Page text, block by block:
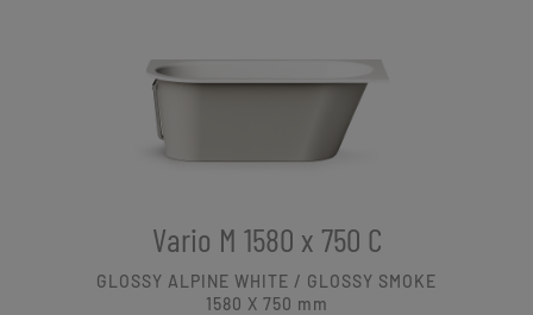
Vario M 1580 x 750 C
GLOSSY ALPINE WHITE / GLOSSY SMOKE
1580 X 750 mm